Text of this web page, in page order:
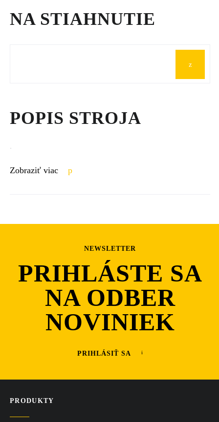
NA STIAHNUTIE
POPIS STROJA
.
Zobraziť viac
NEWSLETTER
PRIHLÁSTE SA
NA ODBER
NOVINIEK
PRIHLÁSIŤ SA
PRODUKTY